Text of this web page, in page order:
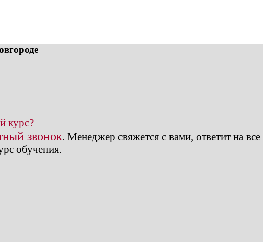
курс?
звонок. Менеджер свяжется с вами, ответит на все
обучения.